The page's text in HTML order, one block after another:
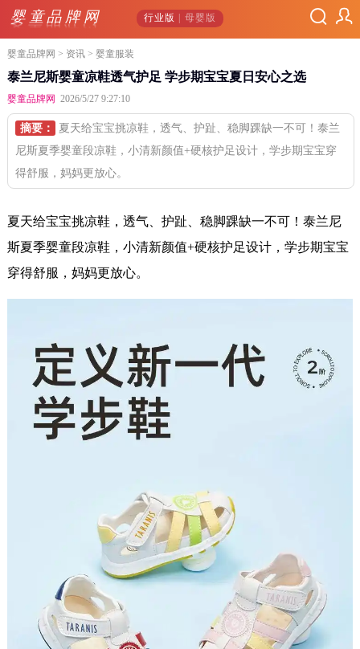
婴童品牌网 行业版 | 母婴版
婴童品牌网 > 资讯> 婴童服装
泰兰尼斯婴童凉鞋透气护足 学步期宝宝夏日安心之选
婴童品牌网 2026/5/27 9:27:10
摘要：
夏天给宝宝挑凉鞋，透气、护趾、稳脚踝缺一不可！泰兰
尼斯夏季婴童段凉鞋，小清新颜值+硬核护足设计，学步期宝宝穿
得舒服，妈妈更放心。
夏天给宝宝挑凉鞋，透气、护趾、稳脚踝缺一不可！泰兰尼
斯夏季婴童段凉鞋，小清新颜值+硬核护足设计，学步期宝宝
穿得舒服，妈妈更放心。